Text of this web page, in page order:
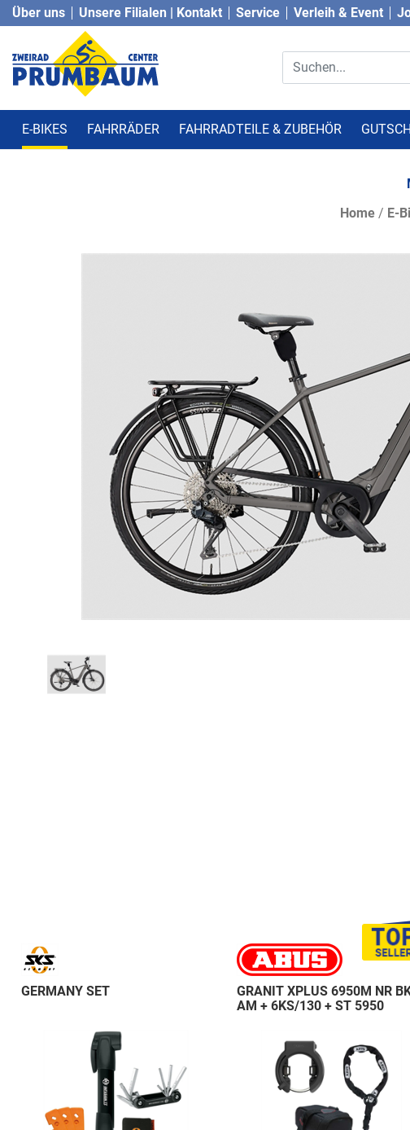
Über uns Unsere Filialen | Kontakt Service Verleih & Event
E-BIKES FAHRRÄDER FAHRRADTEILE & ZUBEHÖR
Home/ E-
GERMANY SET
GRANIT XPLUS 6950M NR
AM + 6KS/130 + ST 5950